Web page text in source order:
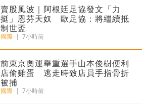
​賣股風波｜阿根廷足協發文「力
挺」恩芬天奴 歐足協：將繼續抵
制世盃
國際 | 7小時前
​前東京奧運舉重選手山本俊樹便利
店偷雞蛋 逃走時致店員手指骨折
被捕
國際 | 7小時前